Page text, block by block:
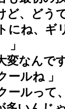
ど、どう
にね、ギ
」
変なんで
ールね 」
ールっ